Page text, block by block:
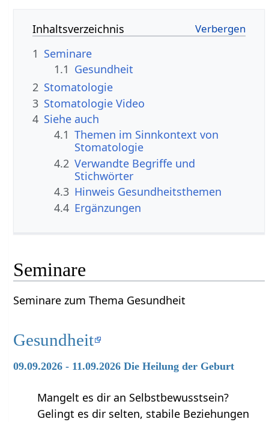
Inhaltsverzeichnis
1 Seminare
1.1 Gesundheit
2 Stomatologie
3 Stomatologie Video
4 Siehe auch
4.1 Themen im Sinnkontext von
Stomatologie
4.2 Verwandte Begriffe und
Stichwörter
4.3 Hinweis Gesundheitsthemen
4.4 Ergänzungen
Seminare
Seminare zum Thema Gesundheit
Gesundheit
09.09.2026 - 11.09.2026 Die Heilung der Geburt
Mangelt es dir an Selbstbewusstsein?
Gelingt es dir selten, stabile Beziehungen